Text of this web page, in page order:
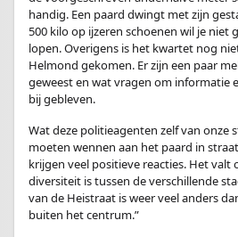
handig. Een paard dwingt met zijn
500 kilo op ijzeren schoenen wil je niet
lopen. Overigens is het kwartet nog
Helmond gekomen. Er zijn een paar
geweest en wat vragen om informatie
bij gebleven.
Wat deze politieagenten zelf van onze
moeten wennen aan het paard in
krijgen veel positieve reacties. Het valt
diversiteit is tussen de verschillende
van de Heistraat is weer veel anders
buiten het centrum.”